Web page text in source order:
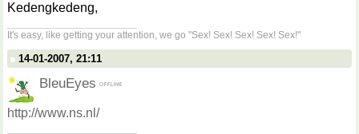
Kedengkedeng,
It's easy, like getting your attention, we go "Sex! Sex! Sex! Sex! Sex!"
14-01-2007, 21:11
BleuEyes
http://www.ns.nl/